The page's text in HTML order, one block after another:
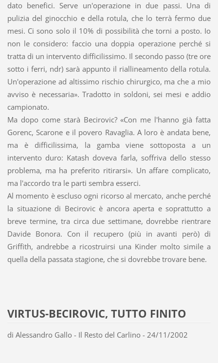
dato benefici. Serve un'operazione in due passi. Una di
pulizia del ginocchio e della rotula, che lo terrà fermo due
mesi. Ci sono solo il 10% di possibilità che torni a posto. Io
non le considero: faccio una doppia operazione perché si
tratta di un intervento difficilissimo. Il secondo passo (tre ore
sotto i ferri, ndr) sarà appunto il riallineamento della rotula.
Un'operazione ad altissimo rischio chirurgico, ma che a mio
avviso è necessaria». Tradotto in soldoni, sei mesi e addio
campionato.
Ma dopo come starà Becirovic? «Con me l'hanno già fatta
Gorenc, Scarone e il povero Ravaglia. A loro è andata bene,
ma è difficilissima, la gamba viene sottoposta a un
intervento duro: Katash doveva farla, soffriva dello stesso
problema, ma ha preferito ritirarsi». Un affare complicato,
ma l'accordo tra le parti sembra esserci.
Al momento è escluso ogni ricorso al mercato, anche perché
la situazione di Becirovic è ancora aperta e soprattutto a
breve termine, tra circa due settimane, dovrebbe rientrare
Davide Bonora. Con il recupero (più in avanti però) di
Griffith, andrebbe a ricostruirsi una Kinder molto simile a
quella della passata stagione, che si dovrebbe trovare bene.
VIRTUS-BECIROVIC, TUTTO FINITO
di Alessandro Gallo - Il Resto del Carlino - 24/11/2002